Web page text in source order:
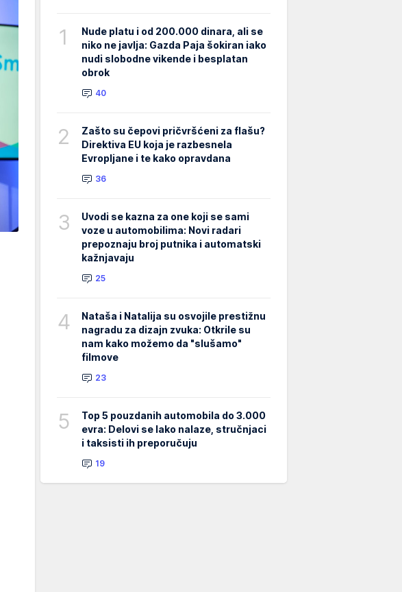
1
Nude platu i od 200.000 dinara, ali se
niko ne javlja: Gazda Paja šokiran iako
nudi slobodne vikende i besplatan
obrok
40
2
Zašto su čepovi pričvršćeni za flašu?
Direktiva EU koja je razbesnela
Evropljane i te kako opravdana
36
3
Uvodi se kazna za one koji se sami
voze u automobilima: Novi radari
prepoznaju broj putnika i automatski
kažnjavaju
25
4
Nataša i Natalija su osvojile prestižnu
nagradu za dizajn zvuka: Otkrile su
nam kako možemo da "slušamo"
filmove
23
5
Top 5 pouzdanih automobila do 3.000
evra: Delovi se lako nalaze, stručnjaci
i taksisti ih preporučuju
19